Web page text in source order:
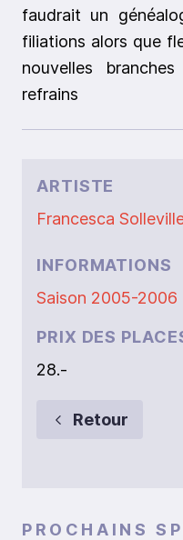
faudrait un
filiations alors que
nouvelles
refrains
ARTISTE
Francesca
INFORMATIONS
Saison 2005-2006
PRIX DES
28.-
Retour
PROCHAINS